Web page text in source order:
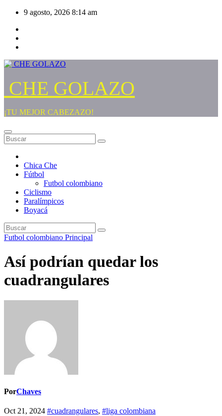
Saltar
contenido
9 agosto, 2026 8:14 am
CHE GOLAZO
¡TU MEJOR CABEZAZO!
Chica Che
Fútbol
Futbol colombiano
Ciclismo
Paralímpicos
Boyacá
Futbol colombiano Principal
Así podrían quedar los
cuadrangulares
PorChaves
Oct 21, 2024 #cuadrangulares, #liga colombiana